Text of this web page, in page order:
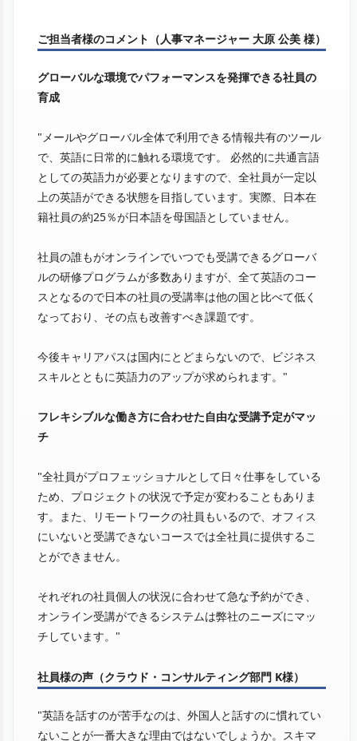
ご担当者様のコメント（人事マネージャー 大原 公美 様）
グローバルな環境でパフォーマンスを発揮できる社員の
育成
"メールやグローバル全体で利用できる情報共有のツール
で、英語に日常的に触れる環境です。 必然的に共通言語
としての英語力が必要となりますので、全社員が一定以
上の英語ができる状態を目指しています。実際、日本在
籍社員の約25％が日本語を母国語としていません。
社員の誰もがオンラインでいつでも受講できるグローバ
ルの研修プログラムが多数ありますが、全て英語のコー
スとなるので日本の社員の受講率は他の国と比べて低く
なっており、その点も改善すべき課題です。
今後キャリアパスは国内にとどまらないので、ビジネス
スキルとともに英語力のアップが求められます。"
フレキシブルな働き方に合わせた自由な受講予定がマッ
チ
"全社員がプロフェッショナルとして日々仕事をしている
ため、プロジェクトの状況で予定が変わることもありま
す。また、リモートワークの社員もいるので、オフィス
にいないと受講できないコースでは全社員に提供するこ
とができません。
それぞれの社員個人の状況に合わせて急な予約ができ、
オンライン受講ができるシステムは弊社のニーズにマッ
チしています。"
社員様の声（クラウド・コンサルティング部門 K様）
"英語を話すのが苦手なのは、外国人と話すのに慣れてい
ないことが一番大きな理由ではないでしょうか。スキマ